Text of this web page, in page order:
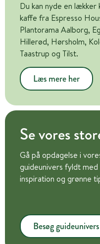
Du kan nyde en lækker
kaffe fra Espresso
Plantorama Aalborg,
Hillerød, Hørsholm,
Taastrup og Tilst.
Læs mere her
Se vores
Gå på opdagelse i
guideunivers fyldt med
inspiration og grønne
Besøg guideunivers